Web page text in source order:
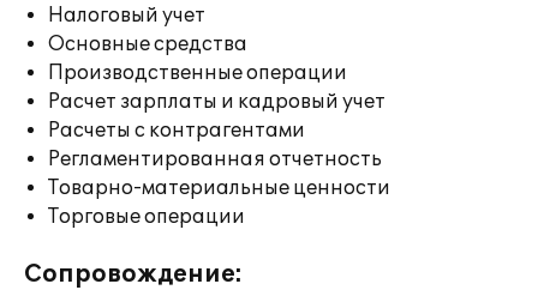
Налоговый учет
Основные средства
Производственные операции
Расчет зарплаты и кадровый учет
Расчеты с контрагентами
Регламентированная отчетность
Товарно-материальные ценности
Торговые операции
Сопровождение: